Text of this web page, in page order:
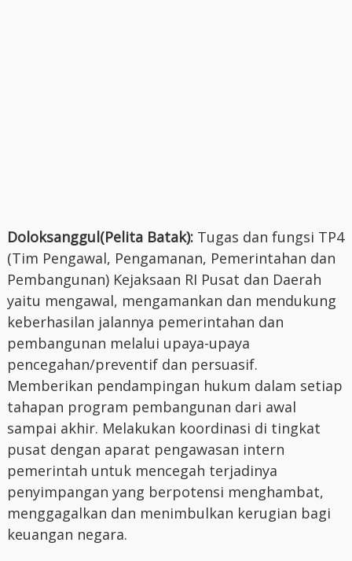
Doloksanggul(Pelita Batak):Tugas dan fungsi TP4
(Tim Pengawal, Pengamanan, Pemerintahan dan
Pembangunan) Kejaksaan RI Pusat dan Daerah
yaitu mengawal, mengamankan dan mendukung
keberhasilan jalannya pemerintahan dan
pembangunan melalui upaya-upaya
pencegahan/preventif dan persuasif.
Memberikan pendampingan hukum dalam setiap
tahapan program pembangunan dari awal
sampai akhir. Melakukan koordinasi di tingkat
pusat dengan aparat pengawasan intern
pemerintah untuk mencegah terjadinya
penyimpangan yang berpotensi menghambat,
menggagalkan dan menimbulkan kerugian bagi
keuangan negara.